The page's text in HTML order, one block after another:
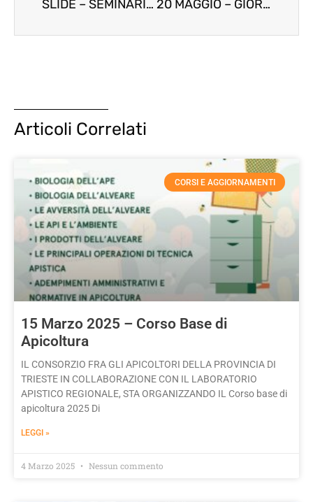
SLIDE – SEMINARIO SUI CRITERI DI SELEZIONE DELLE API REGINE 20 MAGGIO – GIORNATA MONDIALE DELL’APE
Articoli Correlati
CORSI E AGGIORNAMENTI
15 Marzo 2025 – Corso Base di
Apicoltura
IL CONSORZIO FRA GLI APICOLTORI DELLA PROVINCIA DI
TRIESTE IN COLLABORAZIONE CON IL LABORATORIO
APISTICO REGIONALE, STA ORGANIZZANDO IL Corso base di
apicoltura 2025 Di
LEGGI »
4 Marzo 2025 Nessun commento